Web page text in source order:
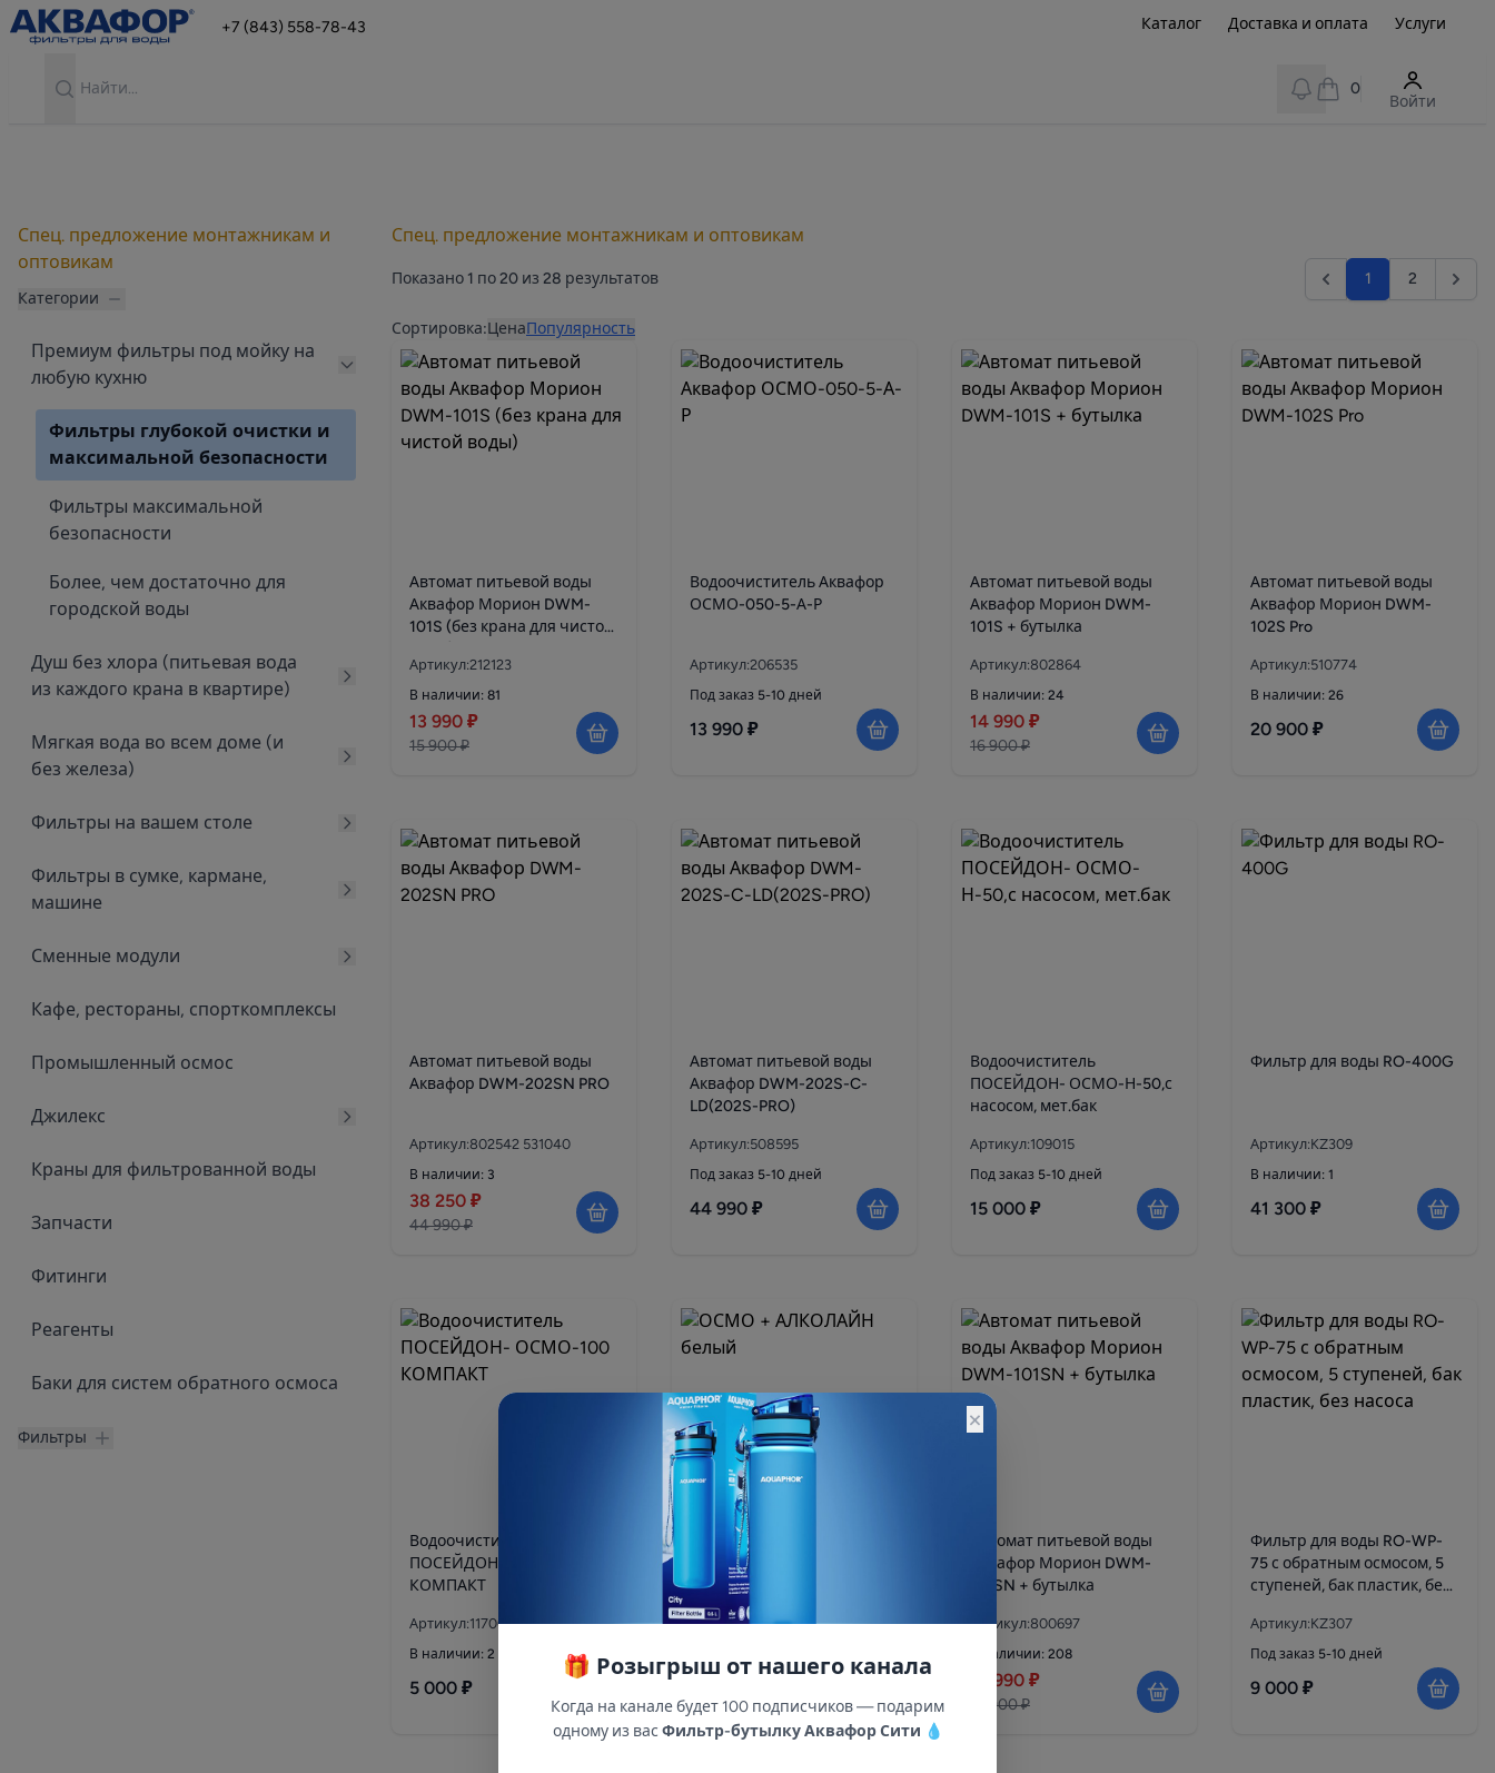
+7 (843) 558-78-43 Каталог Доставка и оплата Услуги
View notifications
0
Войти
Спец. предложение монтажникам и
оптовикам
Категории
Премиум фильтры под мойку на
любую кухню
Фильтры глубокой очистки и
максимальной безопасности
Фильтры максимальной
безопасности
Более, чем достаточно для
городской воды
Душ без хлора (питьевая вода
из каждого крана в квартире)
Мягкая вода во всем доме (и
без железа)
Фильтры на вашем столе
Фильтры в сумке, кармане,
машине
Сменные модули
Кафе, рестораны, спорткомплексы
Промышленный осмос
Джилекс
Краны для фильтрованной воды
Запчасти
Фитинги
Реагенты
Баки для систем обратного осмоса
Фильтры
Спец. предложение монтажникам и оптовикам
Показано 1 по20 из 28 результатов 1 2
Продукты
Сортировка:ЦенаПопулярность
Автомат питьевой воды
Аквафор Морион DWM-
101S (без крана для чистой
Артикул:212123
В наличии: 81
13 990 ₽
15 900 ₽
Водоочиститель Аквафор
ОСМО-050-5-А-Р
Артикул:206535
Под заказ 5-10 дней
13 990 ₽
Автомат питьевой воды
Аквафор Морион DWM-
101S + бутылка
Артикул:802864
В наличии: 24
14 990 ₽
16 900 ₽
Автомат питьевой воды
Аквафор Морион DWM-
102S Pro
Артикул:510774
В наличии: 26
20 900 ₽
Автомат питьевой воды
Аквафор DWM-202SN PRO
Артикул:802542 531040
В наличии: 3
38 250 ₽
44 990 ₽
Автомат питьевой воды
Аквафор DWM-202S-C-
LD(202S-PRO)
Артикул:508595
Под заказ 5-10 дней
44 990 ₽
Водоочиститель
ПОСЕЙДОН- ОСМО-Н-50,с
насосом, мет.бак
Артикул:109015
Под заказ 5-10 дней
15 000 ₽
Фильтр для воды RO-400G
Артикул:KZ309
В наличии: 1
41 300 ₽
Водоочиститель
ПОСЕЙДОН- ОСМО-100
КОМПАКТ
Артикул:117002
В наличии: 2
5 000 ₽
ОСМО + АЛКОЛАЙН белый
Артикул:KZ305
Автомат питьевой воды
Аквафор Морион DWM-
101SN + бутылка
Артикул:800697
В наличии: 208
14 990 ₽
16 900 ₽
Фильтр для воды RO-WP-
75 с обратным осмосом, 5
ступеней, бак пластик, без
Артикул:KZ307
Под заказ 5-10 дней
9 000 ₽
×
🎁 Розыгрыш от нашего канала
Когда на канале будет 100 подписчиков — подарим
одному из вас Фильтр-бутылку Аквафор Сити 💧